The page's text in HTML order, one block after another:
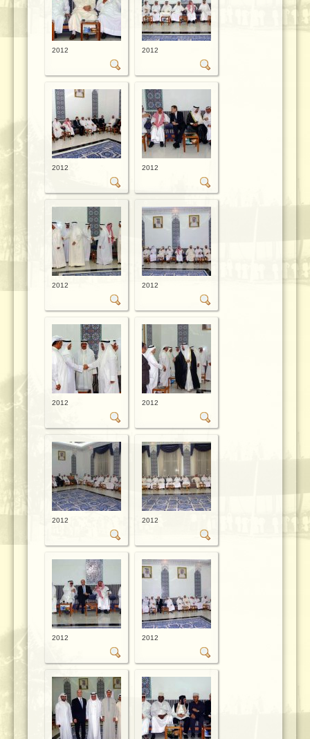
2012 2012
2012 2012
2012 2012
2012 2012
2012 2012
2012 2012